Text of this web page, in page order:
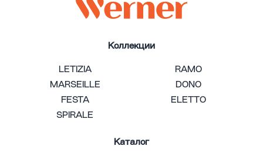
Коллекции
LETIZIA
RAMO
MARSEILLE
DONO
FESTA
ELETTO
SPIRALE
Каталог